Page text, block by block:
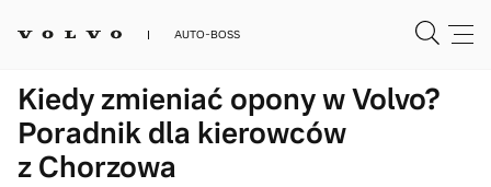
AUTO-BOSS
Kiedy zmieniać opony w Volvo?
Poradnik dla kierowców
z Chorzowa